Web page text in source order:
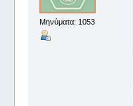
Μηνύματα: 1053